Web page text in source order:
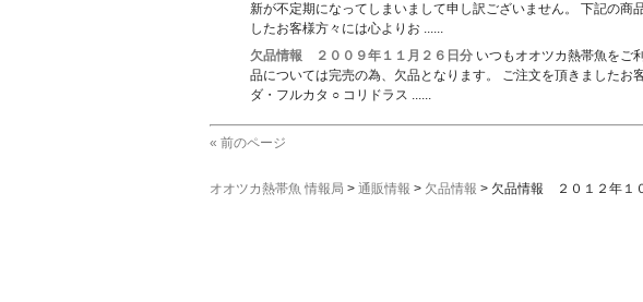
新が不定期になってしまいまして申し訳ございません。 下記の商
したお客様方々には心よりお ......
欠品情報 ２００９年１１月２６日分 いつもオオツカ熱帯魚をご
品については完売の為、欠品となります。 ご注文を頂きましたお
ダ・フルカタ ○ コリドラス ......
« 前のページ
オオツカ熱帯魚 情報局 > 通販情報 > 欠品情報 > 欠品情報 ２０１２年１